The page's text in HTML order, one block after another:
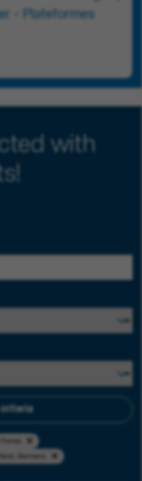
- Plateformes
with